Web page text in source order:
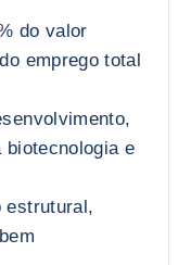
do valor
emprego total
biotecnologia e
estrutural,